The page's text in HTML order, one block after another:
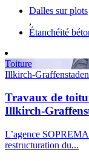
Dalles sur plots
,
Étanchéité
Toiture
Illkirch-Graffenstaden
Travaux de
Illkirch-
L’agence
restructuration du...